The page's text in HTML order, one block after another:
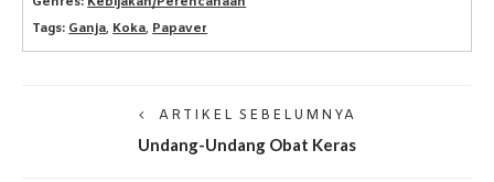
Tags: Ganja, Koka, Papaver
ARTIKEL SEBELUMNYA
Undang-Undang Obat Keras